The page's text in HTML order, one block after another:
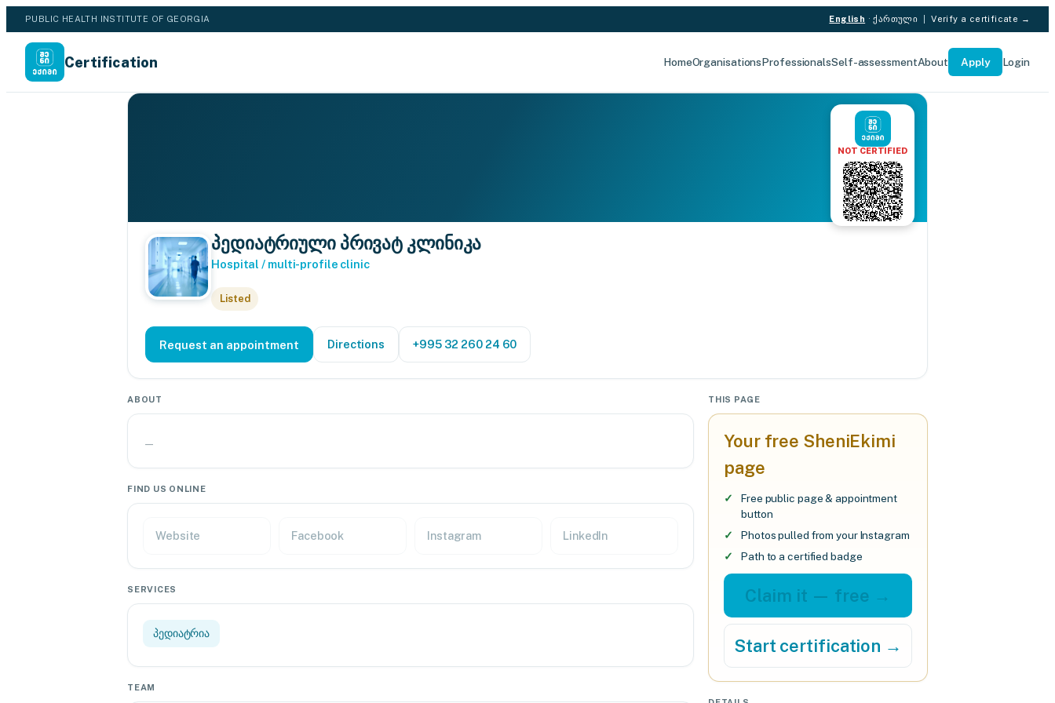
PUBLIC HEALTH INSTITUTE OF GEORGIA English ·ქართული |Verify a certificate →
Certification HomeOrganisationsProfessionalsSelf-assessmentAbout Apply Login
NOT CERTIFIED
პედიატრიული პრივატ კლინიკა
Hospital / multi-profile clinic
Listed
Request an appointment Directions +995 32 260 24 60
ABOUT
—
FIND US ONLINE
Website Facebook Instagram LinkedIn
SERVICES
პედიატრია
TEAM
THIS PAGE
Your free SheniEkimi
page
Free public page & appointment
button
Photos pulled from your Instagram
Path to a certified badge
Claim it — free →
Start certification →